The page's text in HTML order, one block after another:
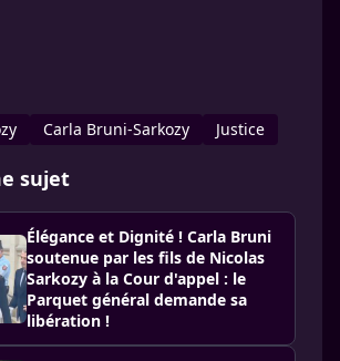
Carla Bruni-Sarkozy Justice
sujet
Élégance et Dignité ! Carla Bruni
soutenue par les fils de Nicolas
Sarkozy à la Cour d'appel : le
Parquet général demande sa
libération !